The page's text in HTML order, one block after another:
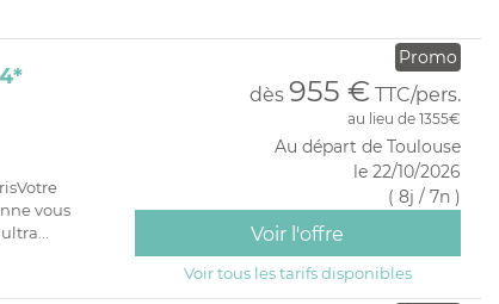
vous
Promo
dès955 € TTC/pers.
au lieu de 1355€
Au départ de Toulouse
le 22/10/2026
( 8j / 7n )
Voir l'offre
Voir tous les tarifs disponibles